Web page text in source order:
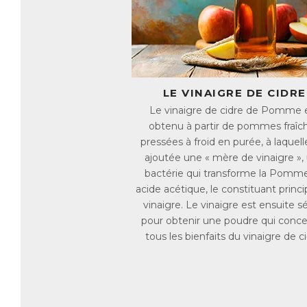
●
●
LE VINAIGRE DE CIDRE
Le vinaigre de cidre de Pomme
obtenu à partir de pommes
pressées à froid en purée, à
ajoutée une « mère de vinaigre »,
bactérie qui transforme la
acide acétique, le constituant
vinaigre. Le vinaigre est ensuite
pour obtenir une poudre qui
tous les bienfaits du vinaigre de